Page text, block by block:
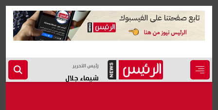
رئيس التحرير
شيماء جلال